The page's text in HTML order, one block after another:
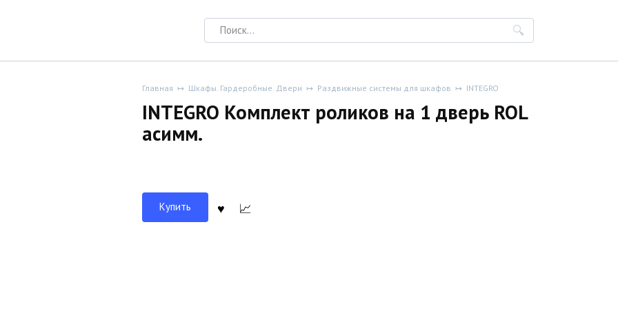
Search
for:
Главная Шкафы. Гардеробные. Двери Раздвижные системы для шкафов INTEGRO
INTEGRO Комплект роликов на 1 дверь ROL
асимм.
Купить